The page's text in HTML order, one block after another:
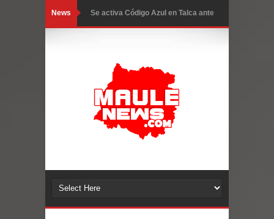
News Se activa Código Azul en Talca ante
GORE Maule figura tercero a nivel
nacional en gasto por viajes y
traslados con $133 millones
Dos internos intentaron escapar por
Temporal obliga a cerrar